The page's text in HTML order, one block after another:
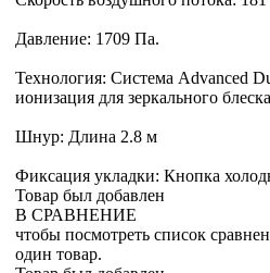
Давление: 1709 Па.
Технология: Система Advanced
ионизация для зеркального
Шнур: Длина 2.8 м
Фиксация укладки: Кнопка
Товар был добавлен
В СРАВНЕНИЕ
чтобы посмотреть список
один товар.